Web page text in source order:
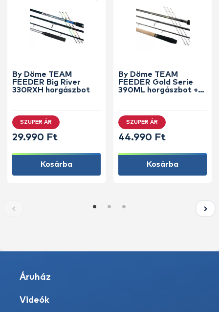
By Döme TEAM
FEEDER Big River
330RXH horgászbot
SZUPER ÁR
29.990 Ft
Kosárba
By Döme TEAM
FEEDER Gold Serie
390ML horgászbot +
SZUPER ÁR
44.990 Ft
Kosárba
Áruház
Videók